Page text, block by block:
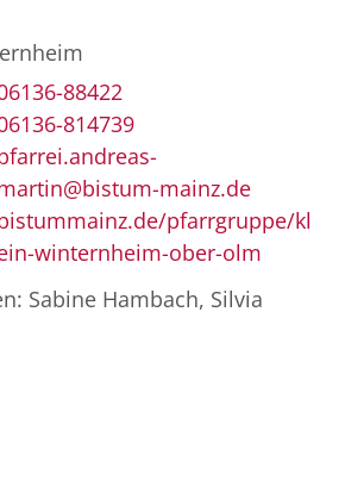
88422
814739
mainz.de
pfarrgruppe/kl
winternheim-ober-olm
Sabine Hambach, Silvia